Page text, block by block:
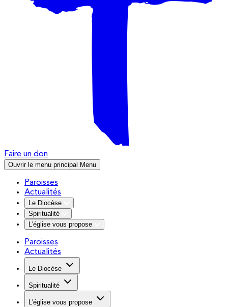
Faire un don
Ouvrir le menu principal Menu
Paroisses
Actualités
Le Diocèse
Spiritualité
L'église vous propose
Paroisses
Actualités
Le Diocèse
Spiritualité
L'église vous propose